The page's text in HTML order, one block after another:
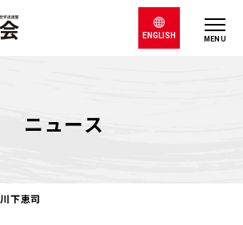
MENU
ENGLISH
ニュース
川下恵司